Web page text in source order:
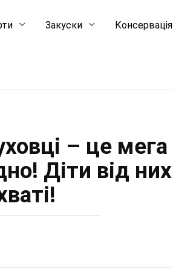
Закуски Консервація
– це мега
Діти від них